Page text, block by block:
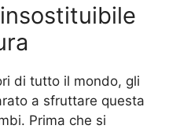
di tutto il mondo, gli
a sfruttare questa
Prima che si